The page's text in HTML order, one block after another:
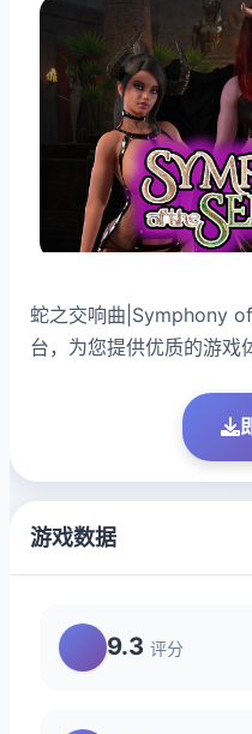
蛇之交响曲|Symphony
台，为您提供优质的游戏
游戏数据
9.3 评分